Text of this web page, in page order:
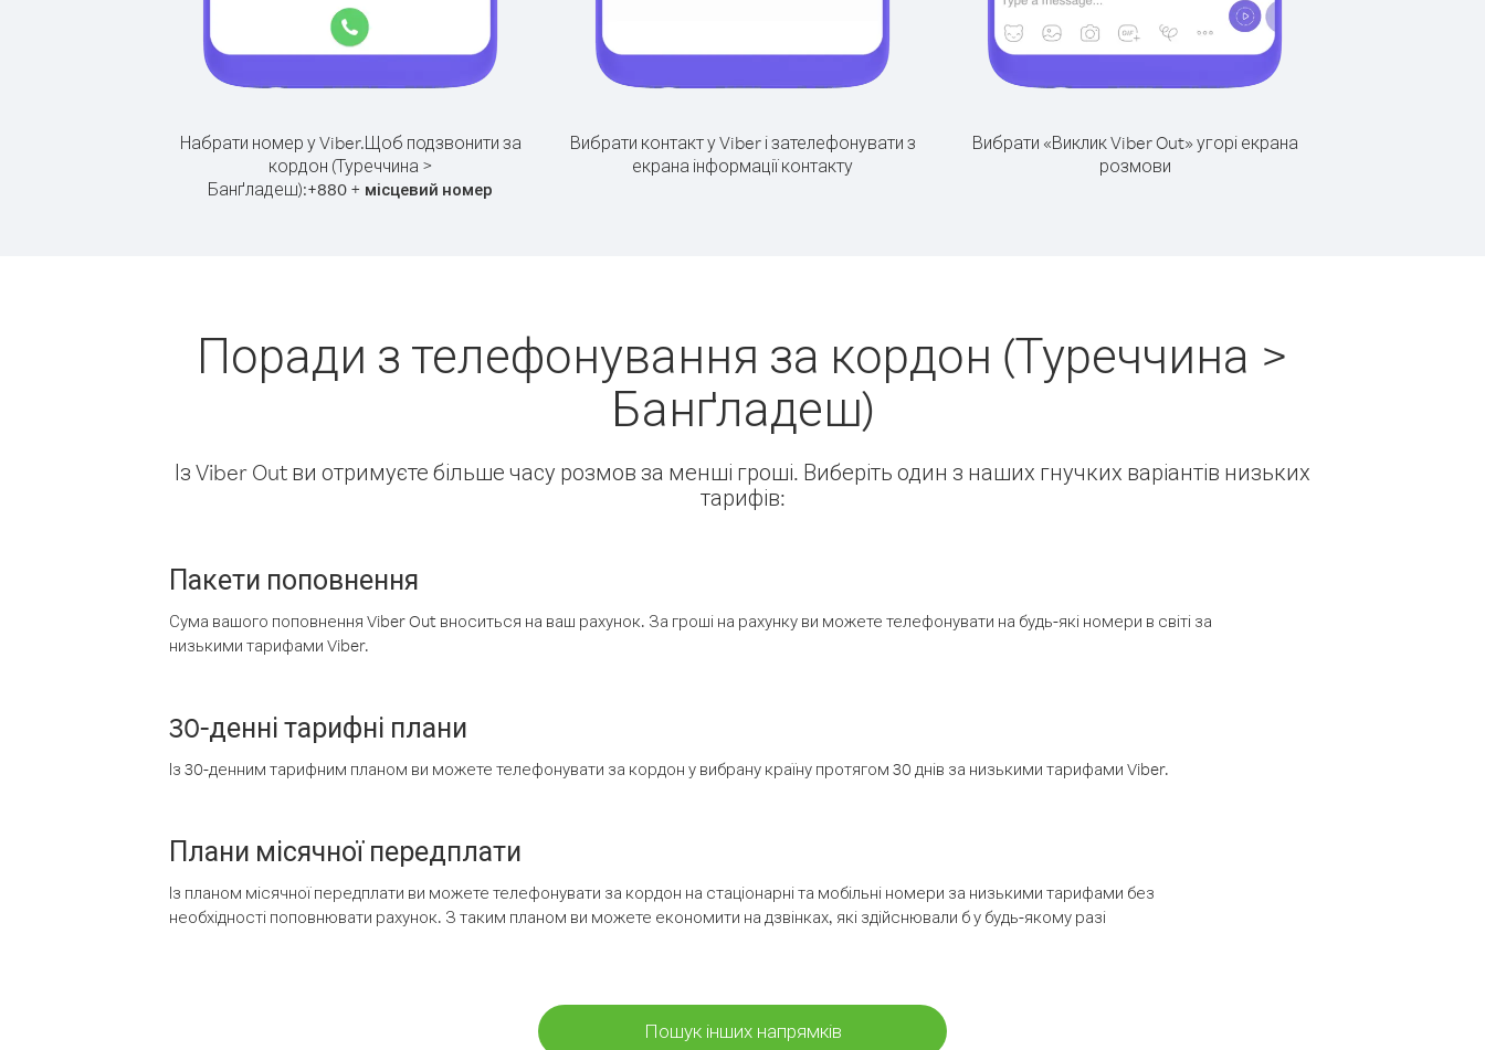
Набрати номер у Viber.Щоб подзвонити за
кордон (Туреччина >
Банґладеш):+880 + місцевий номер
Вибрати контакт у Viber і зателефонувати з
екрана інформації контакту
Вибрати «Виклик Viber Out» угорі екрана
розмови
Поради з телефонування за кордон (Туреччина >
Банґладеш)
Із Viber Out ви отримуєте більше часу розмов за менші гроші. Виберіть один з наших гнучких варіантів низьких
тарифів:
Пакети поповнення
Сума вашого поповнення Viber Out вноситься на ваш рахунок. За гроші на рахунку ви можете телефонувати на будь-які номери в світі за
низькими тарифами Viber.
30-денні тарифні плани
Із 30-денним тарифним планом ви можете телефонувати за кордон у вибрану країну протягом 30 днів за низькими тарифами Viber.
Плани місячної передплати
Із планом місячної передплати ви можете телефонувати за кордон на стаціонарні та мобільні номери за низькими тарифами без
необхідності поповнювати рахунок. З таким планом ви можете економити на дзвінках, які здійснювали б у будь-якому разі
Пошук інших напрямків